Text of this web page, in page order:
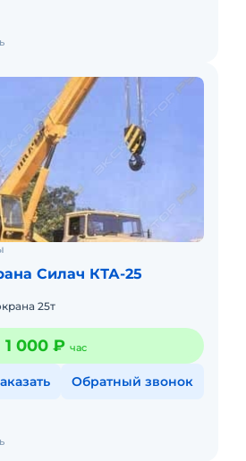
Силач КТА-25
25т
1 000 ₽ час
Обратный звонок